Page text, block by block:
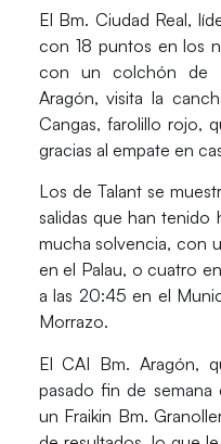
El Bm. Ciudad Real,
con 18 puntos en los
con un colchón de
Aragón, visita la
Cangas, farolillo rojo,
gracias al empate en
Los de Talant se
salidas que han tenido
mucha solvencia, con
en el Palau, o cuatro
a las 20:45 en el
Morrazo.
El CAI Bm. Aragón,
pasado fin de
un Fraikin Bm.